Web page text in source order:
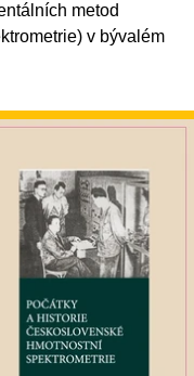
metod
v bývalém